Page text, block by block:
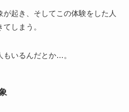
起き、そしてこの体験をした人
しまう。
もいるんだとか…。